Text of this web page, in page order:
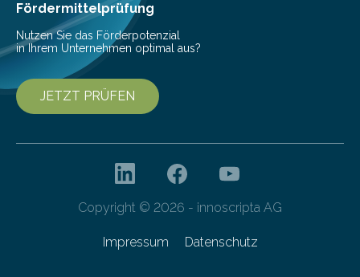
Fördermittelprüfung
Nutzen Sie das Förderpotenzial
in Ihrem Unternehmen optimal aus?
JETZT PRÜFEN
Copyright © 2026 - innoscripta AG
Impressum Datenschutz